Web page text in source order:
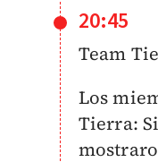
20:45
Team
Los
Tierra: